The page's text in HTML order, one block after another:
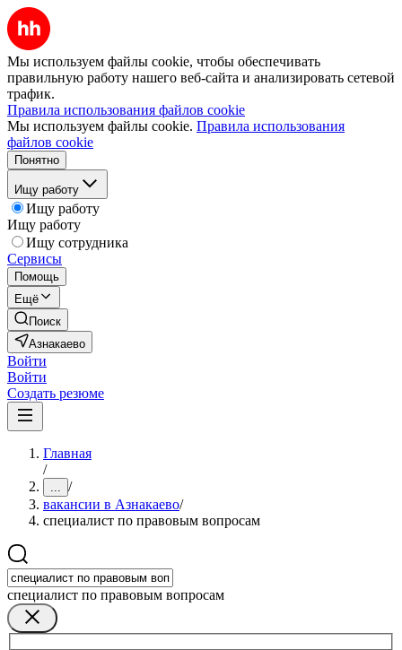
Мы используем файлы cookie, чтобы обеспечивать
правильную работу нашего веб-сайта и анализировать сетевой
трафик.
Правила использования файлов cookie
Мы используем файлы cookie. Правила использования
файлов cookie
Понятно
Ищу работу
Ищу работу
Ищу работу
Ищу сотрудника
Сервисы
Помощь
Ещё
Поиск
Азнакаево
Войти
Войти
Создать резюме
Главная
/
... /
вакансии в Азнакаево/
специалист по правовым вопросам
специалист по правовым вопросам